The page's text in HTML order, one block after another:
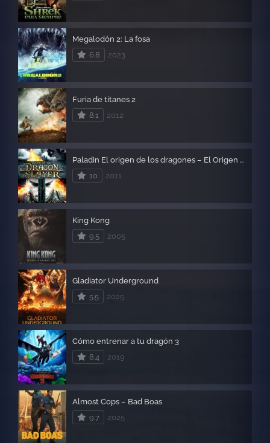
Megalodón 2: La fosa
6.8
2023
Furia de titanes 2
8.1
2012
Paladin El origen de los dragones – El Origen de los Dragonslayer
10
2011
King Kong
9.5
2005
Gladiator Underground
5.5
2025
Cómo entrenar a tu dragón 3
8.4
2019
Almost Cops – Bad Boas
9.7
2025